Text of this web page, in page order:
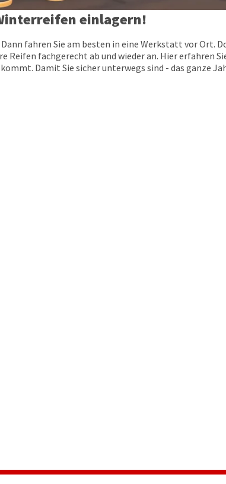
einlagern!
fahren Sie am besten in eine Werkstatt vor Ort.
Reifen fachgerecht ab und wieder an. Hier erfahren
Damit Sie sicher unterwegs sind - das ganze